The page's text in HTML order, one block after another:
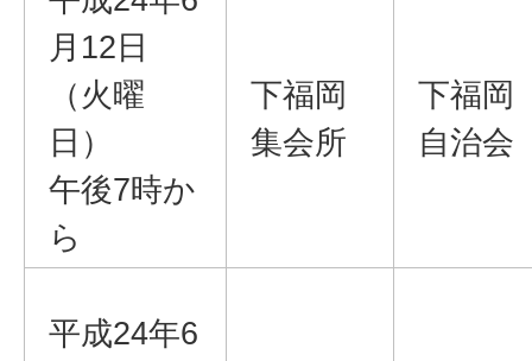
月12日
（火曜
日）
午後7時か
ら
下福岡
集会所
下福岡
自治会
平成24年6